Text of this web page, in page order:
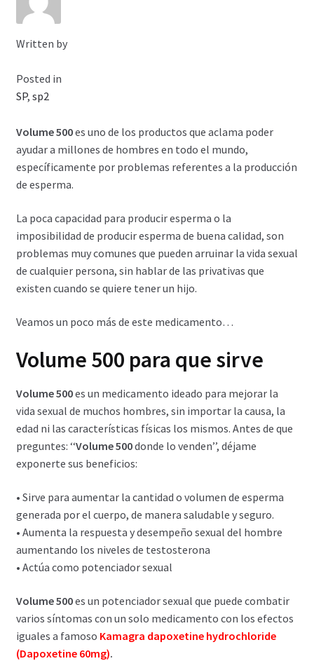
Base de datos de productos
Halloween
Verifica el Estado de tu Pedido
Blog
Carrito
Condiciones
Contactos
Formas de envío
Formas de pago
Impressum
Mi cuenta
Pago
Política de privacidad
Preguntas frecuentes
Productos
Sobre nosotros
Written by
Posted in
SP, sp2
Volume 500es uno de los productos que aclama poder
ayudar a millones de hombres en todo el mundo,
específicamente por problemas referentes a la producción
de esperma.
La poca capacidad para producir esperma o la
imposibilidad de producir esperma de buena calidad, son
problemas muy comunes que pueden arruinar la vida sexual
de cualquier persona, sin hablar de las privativas que
existen cuando se quiere tener un hijo.
Veamos un poco más de este medicamento…
Volume 500 para que sirve
Volume 500es un medicamento ideado para mejorar la
vida sexual de muchos hombres, sin importar la causa, la
edad ni las características físicas los mismos. Antes de que
preguntes: ‘‘Volume 500donde lo venden’’, déjame
exponerte sus beneficios:
• Sirve para aumentar la cantidad o volumen de esperma
generada por el cuerpo, de manera saludable y seguro.
• Aumenta la respuesta y desempeño sexual del hombre
aumentando los niveles de testosterona
• Actúa como potenciador sexual
Volume 500es un potenciador sexual que puede combatir
varios síntomas con un solo medicamento con los efectos
iguales a famoso Kamagra dapoxetine hydrochloride
(Dapoxetine 60mg).